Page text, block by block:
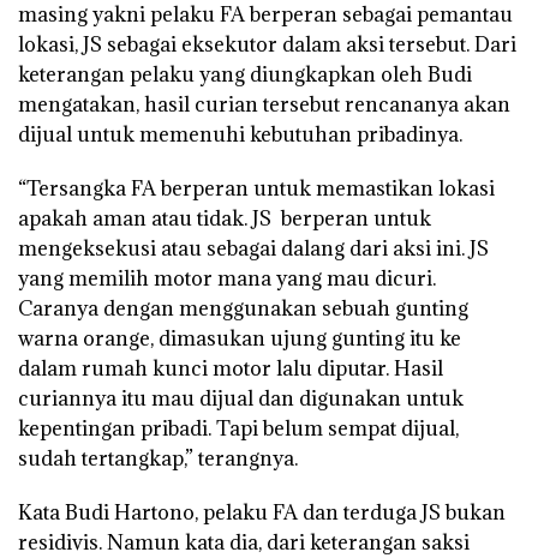
masing yakni pelaku FA berperan sebagai pemantau
lokasi, JS sebagai eksekutor dalam aksi tersebut. Dari
keterangan pelaku yang diungkapkan oleh Budi
mengatakan, hasil curian tersebut rencananya akan
dijual untuk memenuhi kebutuhan pribadinya.
“Tersangka FA berperan untuk memastikan lokasi
apakah aman atau tidak. JS berperan untuk
mengeksekusi atau sebagai dalang dari aksi ini. JS
yang memilih motor mana yang mau dicuri.
Caranya dengan menggunakan sebuah gunting
warna orange, dimasukan ujung gunting itu ke
dalam rumah kunci motor lalu diputar. Hasil
curiannya itu mau dijual dan digunakan untuk
kepentingan pribadi. Tapi belum sempat dijual,
sudah tertangkap,” terangnya.
Kata Budi Hartono, pelaku FA dan terduga JS bukan
residivis. Namun kata dia, dari keterangan saksi